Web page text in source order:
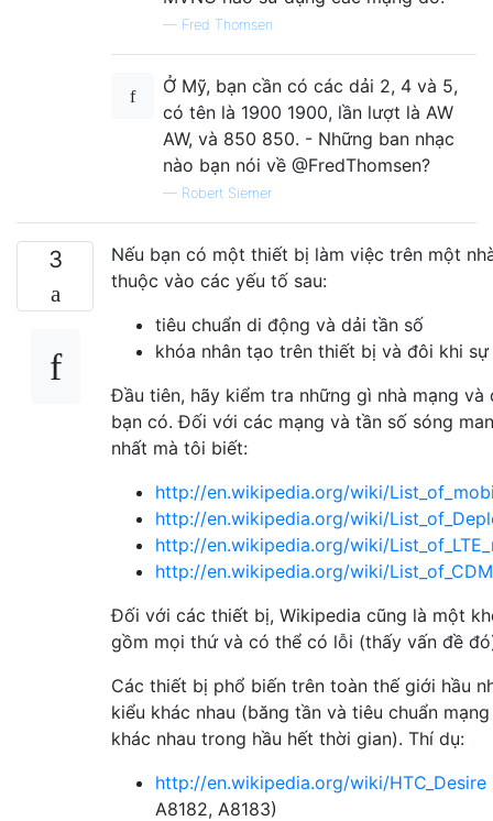
— Fred Thomsen
Ở Mỹ, bạn cần có các dải 2, 4 và 5,
có tên là 1900 1900, lần lượt là AW
AW, và 850 850. - Những ban nhạc
nào bạn nói về @FredThomsen?
— Robert Siemer
3
Nếu bạn có một thiết bị làm việc trên một
thuộc vào các yếu tố sau:
tiêu chuẩn di động và dải tần số
khóa nhân tạo trên thiết bị và đôi khi
Đầu tiên, hãy kiểm tra những gì nhà mạng
bạn có. Đối với các mạng và tần số sóng
nhất mà tôi biết:
http://en.wikipedia.org/wiki/
http://en.wikipedia.org/wiki/
http://en.wikipedia.org/wiki/
http://en.wikipedia.org/wiki/
Đối với các thiết bị, Wikipedia cũng là một
gồm mọi thứ và có thể có lỗi (thấy vấn đề
Các thiết bị phổ biến trên toàn thế giới hầu
kiểu khác nhau (băng tần và tiêu chuẩn
khác nhau trong hầu hết thời gian). Thí dụ:
http://en.wikipedia.org/wiki/HTC_Desire
A8182, A8183)